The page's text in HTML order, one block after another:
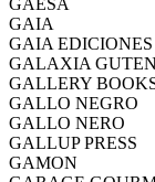
GAIA
GAIA EDICIONES
GALAXIA
GALLERY
GALLO NEGRO
GALLO NERO
GALLUP PRESS
GAMON